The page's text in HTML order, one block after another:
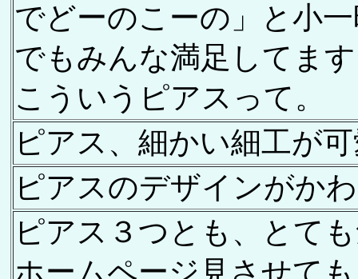
でどーのこーの」と小
でもみんな満足してま
こういうピアスって。
ピアス、細かい細工が
ピアスのデザインがか
ピアス３つとも、とて
ホームページ見させて